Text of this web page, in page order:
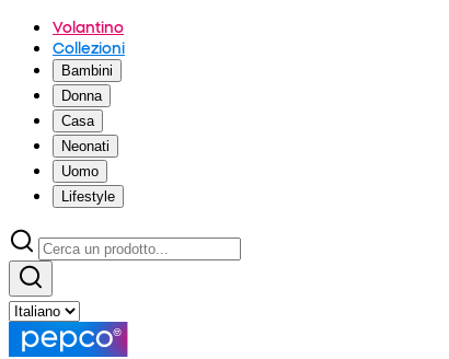
Volantino
Collezioni
Bambini
Donna
Casa
Neonati
Uomo
Lifestyle